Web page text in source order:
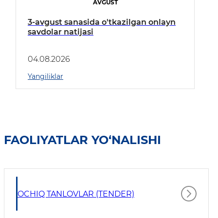
AVGUST
3-avgust sanasida o'tkazilgan onlayn
savdolar natijasi
04.08.2026
Yangiliklar
FAOLIYATLAR YO‘NALISHI
OCHIQ TANLOVLAR (TENDER)